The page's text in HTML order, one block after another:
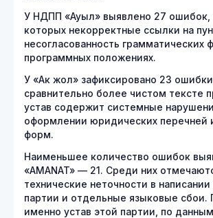
У НДПП «Ауыл» выявлено 27 ошибок,
которых некорректные ссылки на
несогласованность грамматических
программных положениях.
У «Ак жол» зафиксировано 23
сравнительно более чистом тексте
устав содержит системные
оформлении юридических перечней
форм.
Наименьшее количество ошибок
«AMANAT» — 21. Среди них
технические неточности в написании
партии и отдельные языковые сбои.
именно устав этой партии, по данным